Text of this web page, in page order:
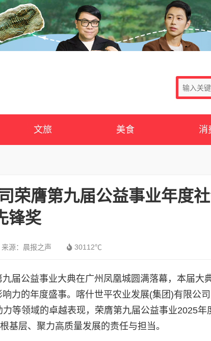
文旅 美食 消
荣膺第九届公益事业年度
锋奖
源：晨报之声 30112℃
届公益事业大典在广州凤凰城圆满落幕，本届大
力的年度盛事。喀什世平农业发展(集团)有限公
等领域的卓越表现，荣膺第九届公益事业2025年
基层、聚力高质量发展的责任与担当。